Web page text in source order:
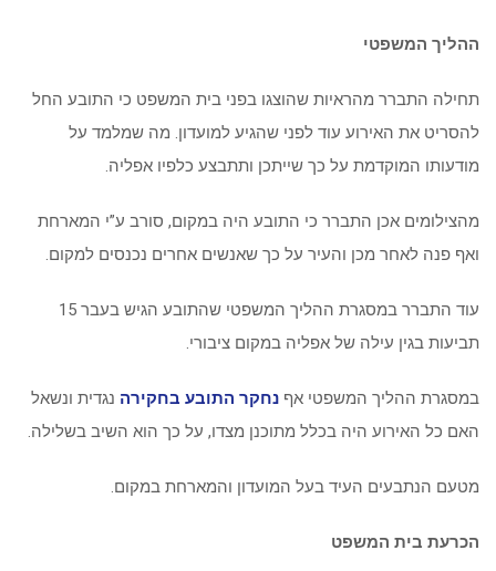
ההליך המשפטי
תחילה התברר מהראיות שהוצגו בפני בית המשפט כי התובע החל
להסריט את האירוע עוד לפני שהגיע למועדון. מה שמלמד על
מודעותו המוקדמת על כך שייתכן ותתבצע כלפיו אפליה.
מהצילומים אכן התברר כי התובע היה במקום, סורב ע”י המארחת
ואף פנה לאחר מכן והעיר על כך שאנשים אחרים נכנסים למקום.
עוד התברר במסגרת ההליך המשפטי שהתובע הגיש בעבר 15
תביעות בגין עילה של אפליה במקום ציבורי.
במסגרת ההליך המשפטי אף נחקר התובע בחקירה נגדית ונשאל
האם כל האירוע היה בכלל מתוכנן מצדו, על כך הוא השיב בשלילה.
מטעם הנתבעים העיד בעל המועדון והמארחת במקום.
הכרעת בית המשפט